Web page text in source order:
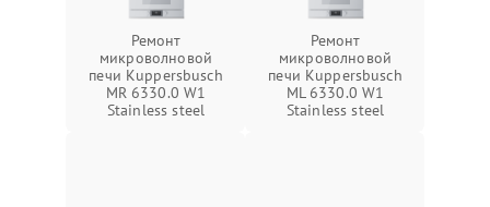
Ремонт
микроволновой
печи Kuppersbusch
MR 6330.0 W1
Stainless steel
Ремонт
микроволновой
печи Kuppersbusch
ML 6330.0 W1
Stainless steel